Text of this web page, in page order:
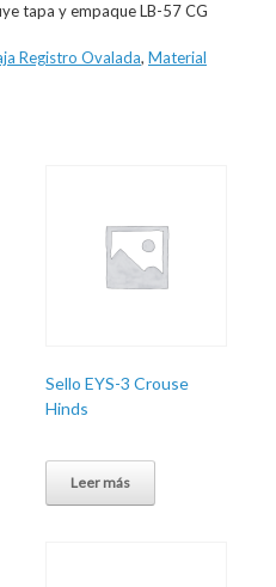
tapa y empaque LB-57 CG
Registro Ovalada, Material
Sello EYS-3 Crouse
Hinds
Leer más